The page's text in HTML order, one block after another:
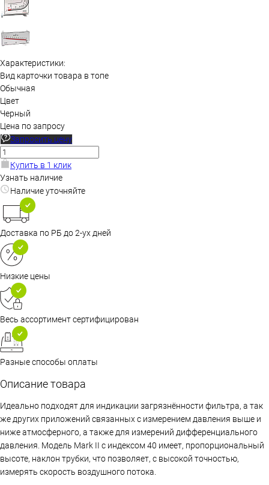
Характеристики:
Вид карточки товара в топе
Обычная
Цвет
Черный
Цена по запросу
Запросить цену
Купить в 1 клик
Узнать наличие
Наличие уточняйте
Доставка по РБ до 2-ух дней
Низкие цены
Весь ассортимент сертифицирован
Разные способы оплаты
Описание товара
Идеально подходят для индикации загрязнённости фильтра, а так
же других приложений связанных с измерением давления выше и
ниже атмосферного, а также для измерений дифференциального
давления. Модель Mark II с индексом 40 имеет, пропорциональный
высоте, наклон трубки, что позволяет, с высокой точностью,
измерять скорость воздушного потока.